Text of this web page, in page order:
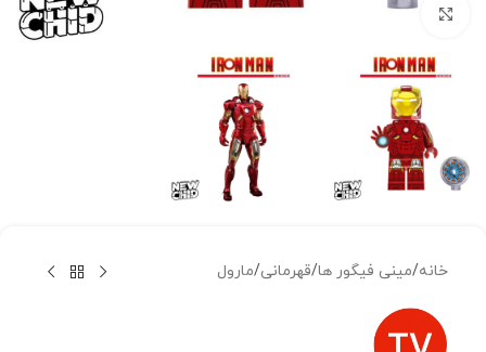
بزرگنمایی تصویر
خانه/مینی فیگور ها/قهرمانی/مارول